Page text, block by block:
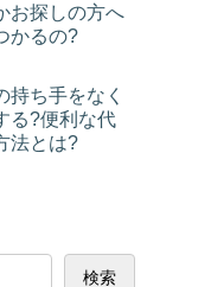
お探しの方へ
かるの?
持ち手をなく
る?便利な代
法とは?
検索